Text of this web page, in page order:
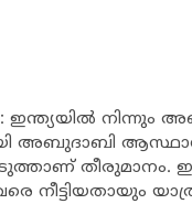
നിന്നും
അബുദാബി
തീരുമാനം.
നീട്ടിയതായും